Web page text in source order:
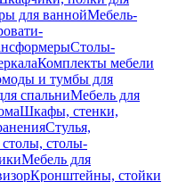
для ваннойМебель-
Столы-
Комплекты мебели
и тумбы для
спальниМебель для
Шкафы, стенки,
Стулья,
столы-
Мебель для
Кронштейны, стойки